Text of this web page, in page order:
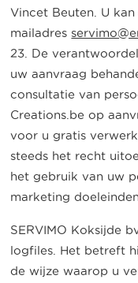
Vincet Beuten. U
mailadres
23. De
uw aanvraag
consultatie van
Creations.be op
voor u gratis
steeds het recht
het gebruik van uw
marketing doeleinden.
SERVIMO Koksijde
logfiles. Het betreft
de wijze waarop u